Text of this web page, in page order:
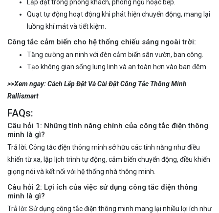
Lắp đặt trong phòng khách, phòng ngủ hoặc bếp.
Quạt tự động hoạt động khi phát hiện chuyển động, mang lại
luồng khí mát và tiết kiệm.
Công tắc cảm biến cho hệ thống chiếu sáng ngoài trời:
Tăng cường an ninh với đèn cảm biến sân vườn, ban công.
Tạo không gian sống lung linh và an toàn hơn vào ban đêm.
>>Xem ngay: Cách Lắp Đặt Và Cài Đặt Công Tắc Thông Minh
Rallismart
FAQs:
Câu hỏi 1: Những tính năng chính của công tắc điện thông
minh là gì?
Trả lời: Công tắc điện thông minh sở hữu các tính năng như điều
khiển từ xa, lập lịch trình tự động, cảm biến chuyển động, điều khiển
giọng nói và kết nối với hệ thống nhà thông minh.
Câu hỏi 2: Lợi ích của việc sử dụng công tắc điện thông
minh là gì?
Trả lời: Sử dụng công tắc điện thông minh mang lại nhiều lợi ích như